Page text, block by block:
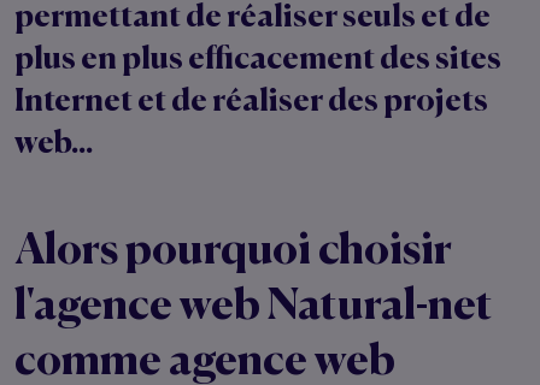
permettant de réaliser seuls et de
plus en plus efficacement des sites
Internet et de réaliser des projets
web...
Alors pourquoi choisir
l'agence web Natural-net
comme agence web